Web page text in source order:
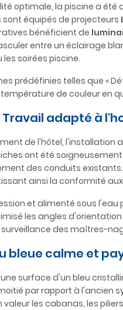
optimale, la piscine a
équipés de projecteurs
bénéficient de
entre un éclairage
soirées piscine.
prédéfinies telles que «
de couleur en
adapté à
de l'hôtel, l'installation
ont été
des conduits
ainsi la conformité
et alimenté sous
les angles
des maîtres-
bleue calme et
surface d'un bleu
par rapport à l'ancien
les cabanas, les